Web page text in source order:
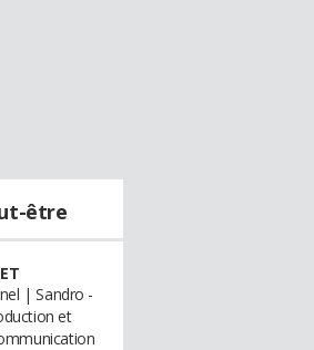
être
| Sandro -
et